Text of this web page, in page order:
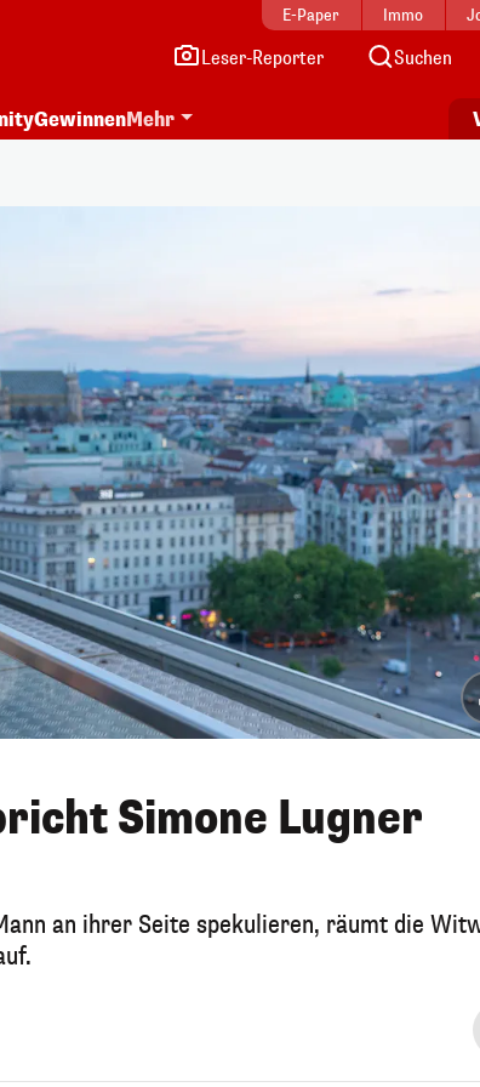
E-Paper Immo
Leser-Reporter Suchen
GewinnenMehr
Simone Lugner
an ihrer Seite spekulieren, räumt die